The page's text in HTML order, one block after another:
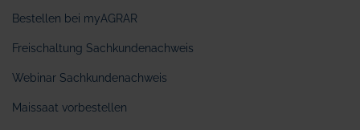
Bestellen bei myAGRAR
Freischaltung Sachkundenachweis
Webinar Sachkundenachweis
Maissaat vorbestellen